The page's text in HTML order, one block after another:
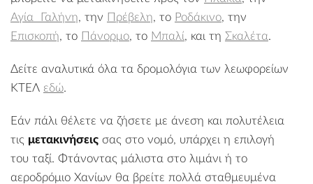
Αγία Γαλήνη, την Πρέβελη, το Ροδάκινο, την
Επισκοπή, το Πάνορμο, το Μπαλί, και τη Σκαλέτα.
Δείτε αναλυτικά όλα τα δρομολόγια των λεωφορείων
ΚΤΕΛ εδώ.
Εάν πάλι θέλετε να ζήσετε με άνεση και πολυτέλεια
τις μετακινήσεις σας στο νομό, υπάρχει η επιλογή
του ταξί. Φτάνοντας μάλιστα στο λιμάνι ή το
αεροδρόμιο Χανίων θα βρείτε πολλά σταθμευμένα